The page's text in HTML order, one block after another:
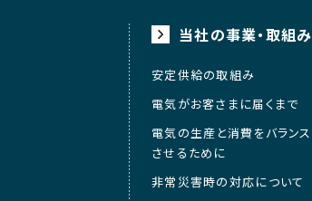
当社の事業・取組み
安定供給の取組み
電気がお客さまに届くまで
電気の生産と消費をバランス
させるために
非常災害時の対応について